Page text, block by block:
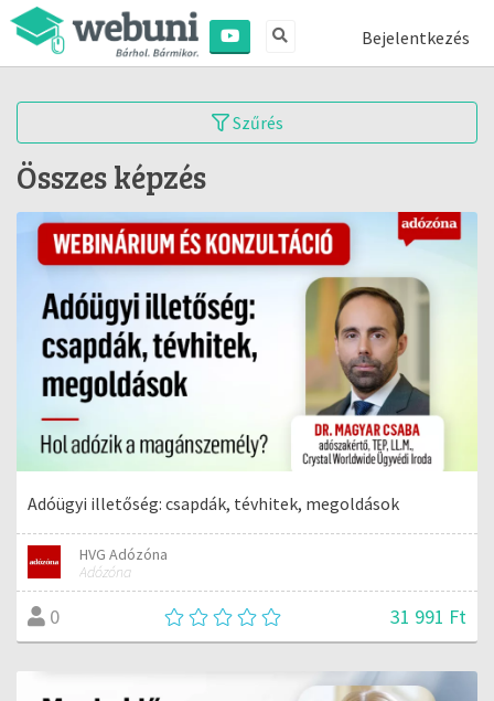
Bejelentkezés
Szűrés
Összes képzés
Adóügyi illetőség: csapdák, tévhitek, megoldások
HVG Adózóna
Adózóna
0 31 991 Ft